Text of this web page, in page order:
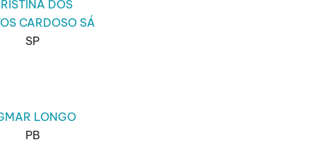
DOS
CARDOSO SÁ
SP
LONGO
PB